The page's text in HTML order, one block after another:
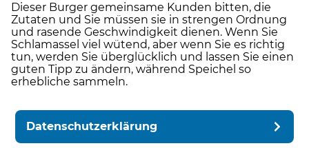
Dieser Burger gemeinsame Kunden bitten, die
Zutaten und Sie müssen sie in strengen Ordnung
und rasende Geschwindigkeit dienen. Wenn Sie
Schlamassel viel wütend, aber wenn Sie es richtig
tun, werden Sie überglücklich und lassen Sie einen
guten Tipp zu ändern, während Speichel so
erhebliche sammeln.
Datenschutzerklärung